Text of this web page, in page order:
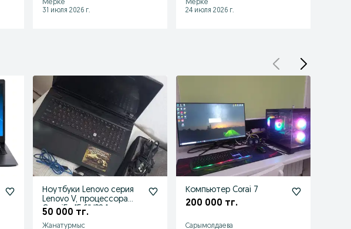
Мерке
31 июля 2026 г.
Мерке
24 июля 2026 г.
Ноутбуки Lenovo серия
Lenovo V, процессора
Core i5 · 15.6" IPS 1
50 000 тг.
Жанатурмыс
Компьютер Corai 7
200 000 тг.
Сарымолдаева